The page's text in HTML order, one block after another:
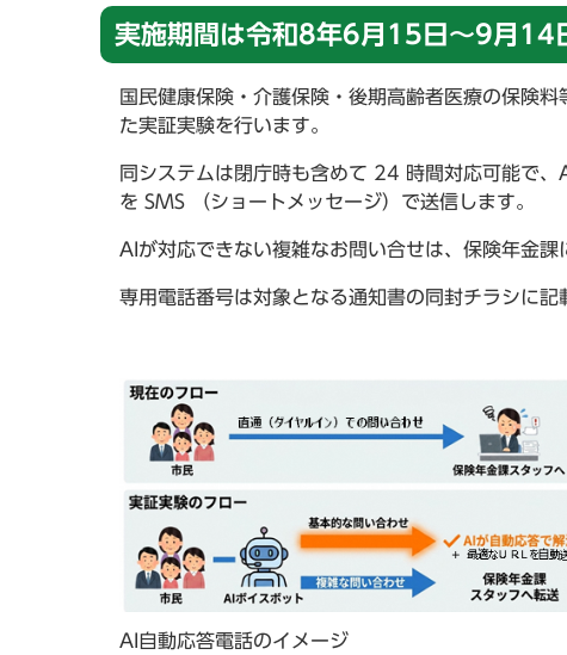
実施期間は令和8年6月15日～9月14
国民健康保険・介護保険・後期高齢者医療の保険
た実証実験を行います。
同システムは閉庁時も含めて 24 時間対応可能で
を SMS （ショートメッセージ）で送信します。
AIが対応できない複雑なお問い合せは、保険年金課
専用電話番号は対象となる通知書の同封チラシに記
AI自動応答電話のイメージ